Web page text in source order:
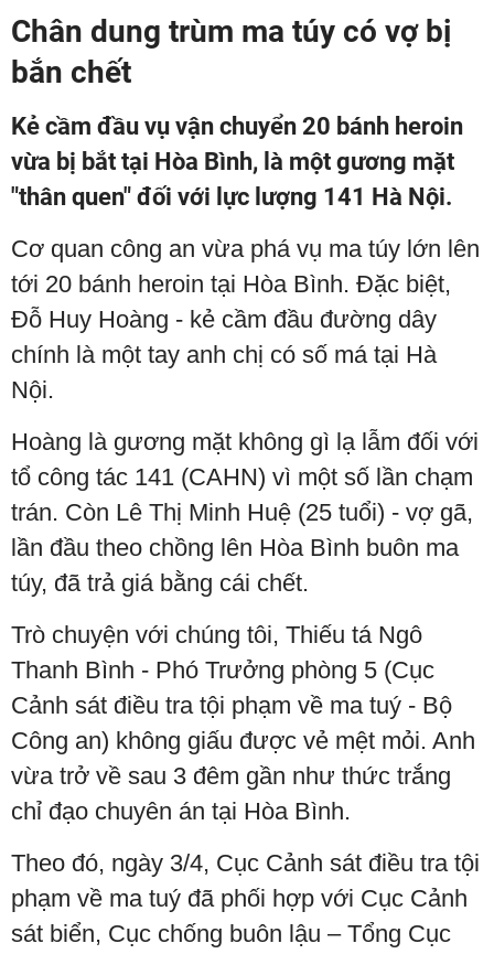
Chân dung trùm ma túy có vợ bị
bắn chết
Kẻ cầm đầu vụ vận chuyển 20 bánh heroin
vừa bị bắt tại Hòa Bình, là một gương mặt
"thân quen" đối với lực lượng 141 Hà Nội.
Cơ quan công an vừa phá vụ ma túy lớn lên
tới 20 bánh heroin tại Hòa Bình. Đặc biệt,
Đỗ Huy Hoàng - kẻ cầm đầu đường dây
chính là một tay anh chị có số má tại Hà
Nội.
Hoàng là gương mặt không gì lạ lẫm đối với
tổ công tác 141 (CAHN) vì một số lần chạm
trán. Còn Lê Thị Minh Huệ (25 tuổi) - vợ gã,
lần đầu theo chồng lên Hòa Bình buôn ma
túy, đã trả giá bằng cái chết.
Trò chuyện với chúng tôi, Thiếu tá Ngô
Thanh Bình - Phó Trưởng phòng 5 (Cục
Cảnh sát điều tra tội phạm về ma tuý - Bộ
Công an) không giấu được vẻ mệt mỏi. Anh
vừa trở về sau 3 đêm gần như thức trắng
chỉ đạo chuyên án tại Hòa Bình.
Theo đó, ngày 3/4, Cục Cảnh sát điều tra tội
phạm về ma tuý đã phối hợp với Cục Cảnh
sát biển, Cục chống buôn lậu – Tổng Cục